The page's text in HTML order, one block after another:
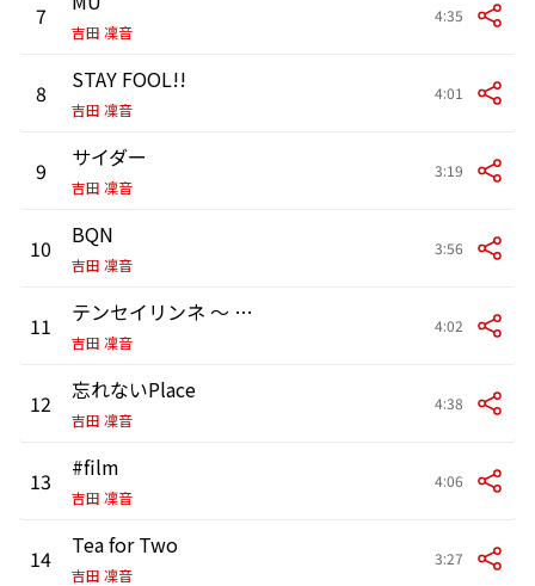
7
吉田 凜音
4:35
8 STAY FOOL!!
吉田 凜音
4:01
9 サイダー
吉田 凜音
3:19
10 BQN
吉田 凜音
3:56
11 テンセイリンネ 〜 GONG! GONG! GONG! 〜
吉田 凜音
4:02
12 忘れないPlace
吉田 凜音
4:38
13 #film
吉田 凜音
4:06
14 Tea for Two
吉田 凜音
3:27